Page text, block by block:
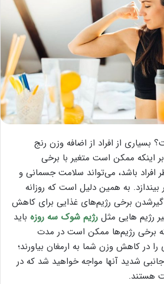
بسیاری از افراد از اضافه وزن رنج
اینکه ممکن است متغیر با برخی
افراد باشد، می‌تواند سلامت جسمانی و
به همین دلیل است که روزانه
برخی رژیم‌های غذایی برای کاهش
رژیم هایی مثل رژیم شوک سه روزه باید
که برخی رژیم‌ها ممکن است در مدت
را در کاهش وزن شما به ارمغان بیاورند؛
شدید آنها مواجه خواهید شد که در
هستند.